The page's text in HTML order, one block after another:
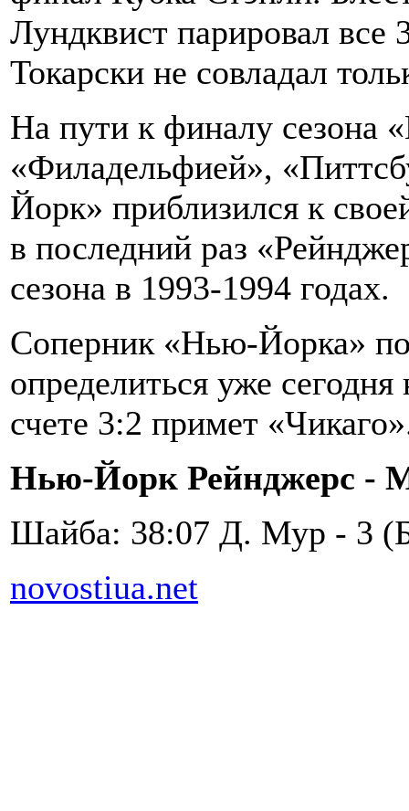
Лундквист парировал все
Токарски не совладал
На пути к финалу сезона
«Филадельфией»,
Йорк» приблизился к
в последний раз
сезона в 1993-1994 годах.
Соперник «Нью-Йорка»
определиться уже
счете 3:2 примет
Нью-Йорк Рейнджерс -
Шайба: 38:07 Д. Мур - 3
novostiua.net